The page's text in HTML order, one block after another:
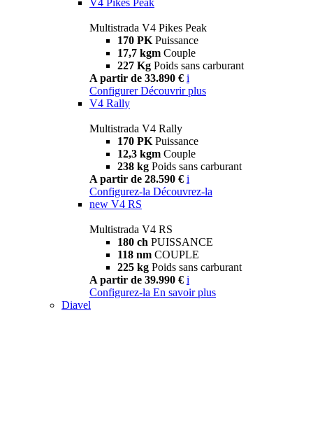
Multistrada V4 Pikes Peak
170 PK Puissance
17,7 kgm Couple
227 Kg Poids sans carburant
A partir de 33.890 € i
Configurer Découvrir plus
V4 Rally
Multistrada V4 Rally
170 PK Puissance
12,3 kgm Couple
238 kg Poids sans carburant
A partir de 28.590 € i
Configurez-la Découvrez-la
new V4 RS
Multistrada V4 RS
180 ch PUISSANCE
118 nm COUPLE
225 kg Poids sans carburant
A partir de 39.990 € i
Configurez-la En savoir plus
Diavel